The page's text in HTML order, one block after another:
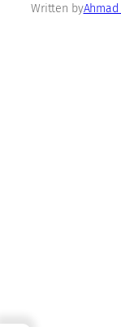
Written by